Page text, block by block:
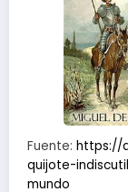
Fuente: https://
quijote-
mundo